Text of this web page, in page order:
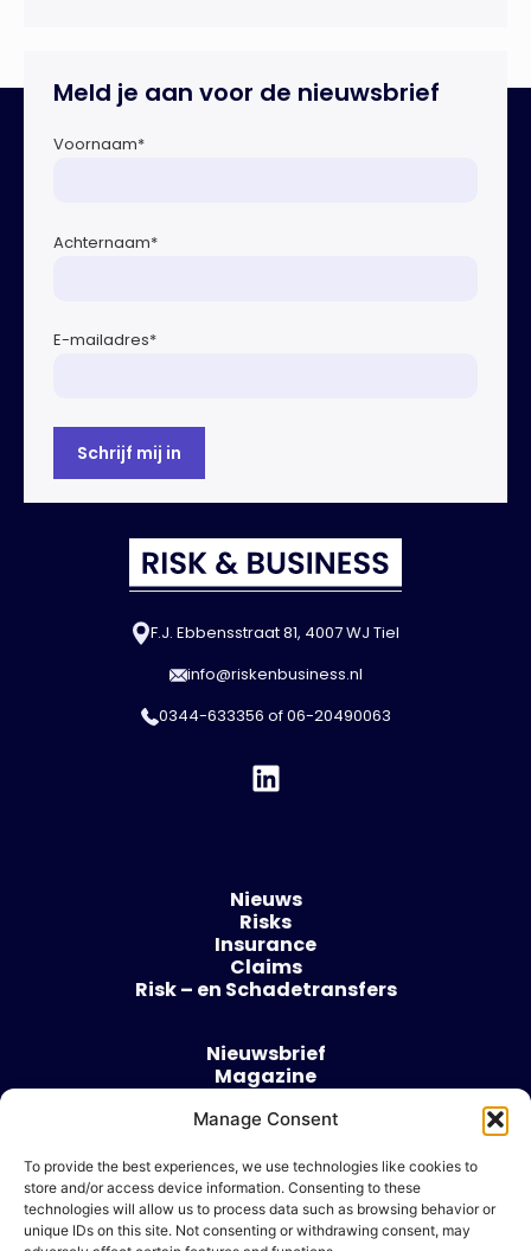
Manage Consent
To provide the best experiences, we use technologies like cookies to
store and/or access device information. Consenting to these
technologies will allow us to process data such as browsing behavior or
unique IDs on this site. Not consenting or withdrawing consent, may
Meld je aan voor de nieuwsbrief
Voornaam*
Achternaam*
E-mailadres*
F.J. Ebbensstraat 81, 4007 WJ Tiel
info@riskenbusiness.nl
0344-633356 of06-20490063
Nieuws
Risks
Insurance
Claims
Risk – en Schadetransfers
Nieuwsbrief
Magazine
Over
Algemene voorwaarden
Cookie beleid